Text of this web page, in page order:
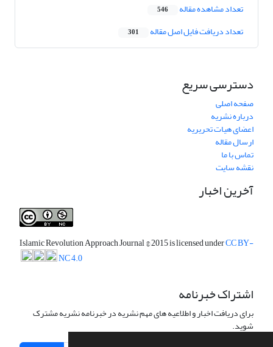
تعداد مشاهده مقاله 546
تعداد دریافت فایل اصل مقاله 301
دسترسی سریع
صفحه اصلی
درباره نشریه
اعضای هیات تحریریه
ارسال مقاله
تماس با ما
نقشه سایت
آخرین اخبار
Islamic Revolution Approach Journal© 2015 is licensed underCC BY-
NC 4.0
اشتراک خبرنامه
برای دریافت اخبار و اطلاعیه های مهم نشریه در خبرنامه نشریه مشترک
شوید.